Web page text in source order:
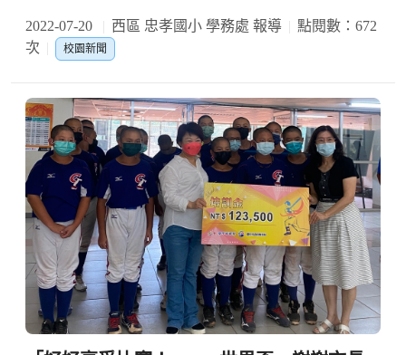
2022-07-20 西區 忠孝國小 學務處 報導
點閱數：672
次
校園新聞